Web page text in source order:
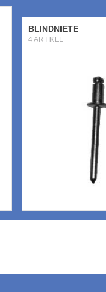
BLINDNIETE
4 ARTIKEL